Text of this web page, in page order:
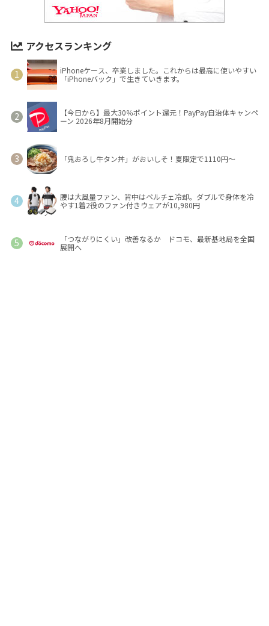
アクセスランキング
iPhoneケース、卒業しました。これからは最高に使いやすい
「iPhoneバック」で生きていきます。
【今日から】最大30％ポイント還元！PayPay自治体キャンペ
ーン 2026年8月開始分
「鬼おろし牛タン丼」がおいしそ！夏限定で1110円～
腰は大風量ファン、背中はペルチェ冷却。ダブルで身体を冷
やす1着2役のファン付きウェアが10,980円
「つながりにくい」改善なるか ドコモ、最新基地局を全国
展開へ